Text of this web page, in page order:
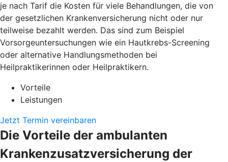
je nach Tarif die Kosten für viele Behandlungen, die von
der gesetzlichen Krankenversicherung nicht oder nur
teilweise bezahlt werden. Das sind zum Beispiel
Vorsorgeuntersuchungen wie ein Hautkrebs-Screening
oder alternative Handlungsmethoden bei
Heilpraktikerinnen oder Heilpraktikern.
Vorteile
Leistungen
Jetzt Termin vereinbaren
Die Vorteile der ambulanten
Krankenzusatzversicherung der